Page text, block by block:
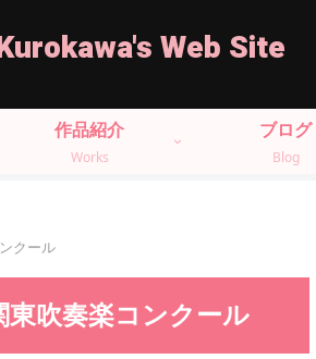
Web Site
作品紹介
Works
ブログ
Blog
クール
吹奏楽コンクール